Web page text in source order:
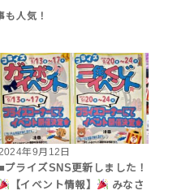
2024年9月12日
プライズSNS更新しました！
【イベント情報】
みなさ